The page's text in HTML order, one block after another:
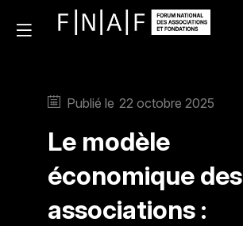
Publié le 22 octobre 2025
Le modèle
économique des
associations :